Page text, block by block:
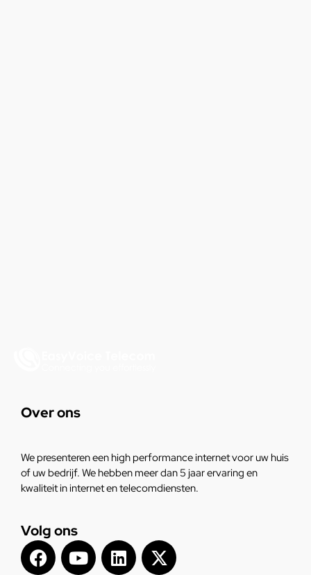
Over ons
We presenteren een high performance internet voor uw huis
of uw bedrijf. We hebben meer dan 5 jaar ervaring en
kwaliteit in internet en telecomdiensten.
Volg ons